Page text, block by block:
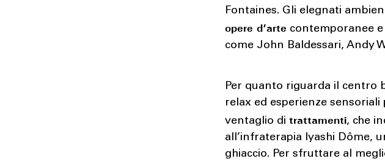
Fontaines. Gli elegnati
opere d’arte contemporanee
come John Baldessari, Andy
Per quanto riguarda il centro
relax ed esperienze
ventaglio ditrattamenti, che
all’infraterapia Iyashi Dôme,
ghiaccio. Per sfruttare al